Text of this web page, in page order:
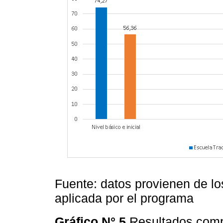
Fuente: datos provienen de
aplicada por el programa